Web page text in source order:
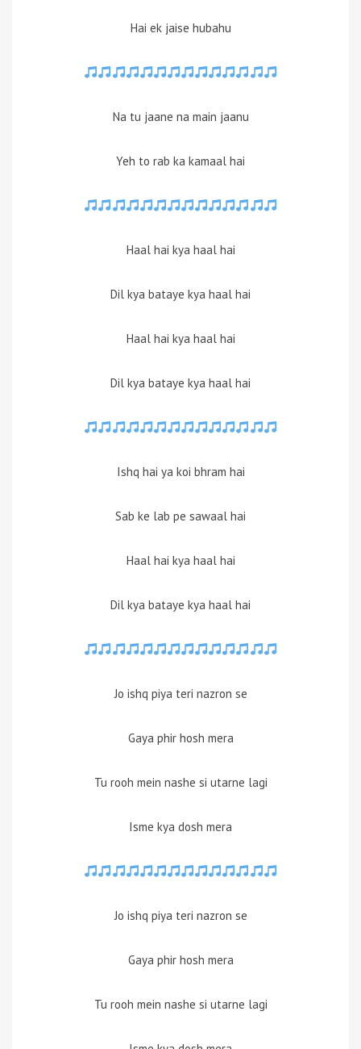
Hai ek jaise hubahu
Na tu jaane na main jaanu
Yeh to rab ka kamaal hai
Haal hai kya haal hai
Dil kya bataye kya haal hai
Haal hai kya haal hai
Dil kya bataye kya haal hai
Ishq hai ya koi bhram hai
Sab ke lab pe sawaal hai
Haal hai kya haal hai
Dil kya bataye kya haal hai
Jo ishq piya teri nazron se
Gaya phir hosh mera
Tu rooh mein nashe si utarne lagi
Isme kya dosh mera
Jo ishq piya teri nazron se
Gaya phir hosh mera
Tu rooh mein nashe si utarne lagi